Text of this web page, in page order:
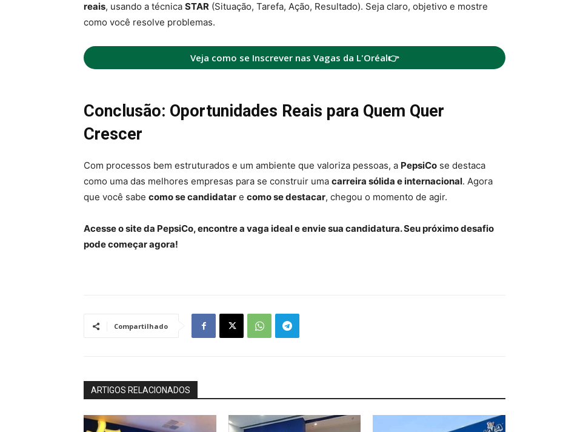
reais, usando a técnica STAR (Situação, Tarefa, Ação, Resultado). Seja claro, objetivo e mostre
como você resolve problemas.
Veja como se Inscrever nas Vagas da L'Oréal👉
Conclusão: Oportunidades Reais para Quem Quer
Crescer
Com processos bem estruturados e um ambiente que valoriza pessoas, a PepsiCo se destaca
como uma das melhores empresas para se construir uma carreira sólida e internacional. Agora
que você sabe como se candidatar e como se destacar, chegou o momento de agir.
Acesse o site da PepsiCo, encontre a vaga ideal e envie sua candidatura. Seu próximo desafio
pode começar agora!
Compartilhado
ARTIGOS RELACIONADOS